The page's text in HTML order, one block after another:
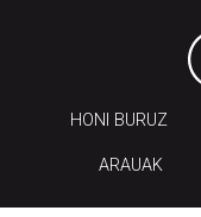
HONI BURUZ
ARAUAK